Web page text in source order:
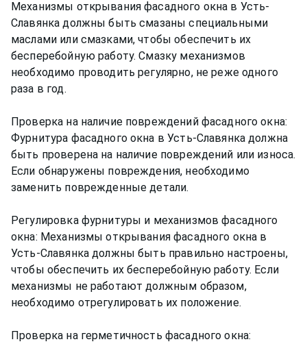
Механизмы открывания фасадного окна в Усть-
Славянка должны быть смазаны специальными
маслами или смазками, чтобы обеспечить их
бесперебойную работу. Смазку механизмов
необходимо проводить регулярно, не реже одного
раза в год.
Проверка на наличие повреждений фасадного окна:
Фурнитура фасадного окна в Усть-Славянка должна
быть проверена на наличие повреждений или износа.
Если обнаружены повреждения, необходимо
заменить поврежденные детали.
Регулировка фурнитуры и механизмов фасадного
окна: Механизмы открывания фасадного окна в
Усть-Славянка должны быть правильно настроены,
чтобы обеспечить их бесперебойную работу. Если
механизмы не работают должным образом,
необходимо отрегулировать их положение.
Проверка на герметичность фасадного окна: